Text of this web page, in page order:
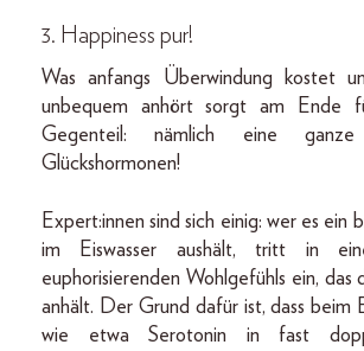
3. Happiness pur!
Was anfangs Überwindung kostet
unbequem anhört sorgt am Ende
Gegenteil: nämlich eine
Glückshormonen!
Expert:innen sind sich einig: wer es ein
im Eiswasser aushält, tritt in
euphorisierenden Wohlgefühls ein, das
anhält. Der Grund dafür ist, dass beim
wie etwa Serotonin in fast